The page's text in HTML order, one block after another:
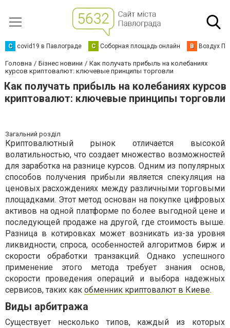
C covid19 в Павлограде С Соборная площадь онлайн В Воздух
Головна Бізнес новини
Как получать прибыль на колебаниях
курсов криптовалют: ключевые принципы торговли
Как получать прибыль на колебаниях курсов
криптовалют: ключевые принципы торговли
Загальний розділ
Криптовалютный рынок отличается высокой
волатильностью, что создает множество возможностей
для заработка на разнице курсов. Одним из популярных
способов получения прибыли является спекуляция на
ценовых расхождениях между различными торговыми
площадками. Этот метод основан на покупке цифровых
активов на одной платформе по более выгодной цене и
последующей продаже на другой, где стоимость выше.
Разница в котировках может возникать из-за уровня
ликвидности, спроса, особенностей алгоритмов бирж и
скорости обработки транзакций. Однако успешного
применение этого метода требует знания основ,
скорости проведения операций и выбора надежных
сервисов, таких как обменник криптовалют в Киеве.
Виды арбитража
Существует несколько типов, каждый из которых